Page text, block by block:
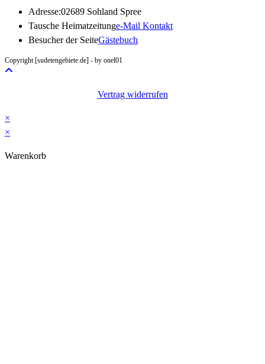
Adresse:02689 Sohland Spree
Tausche Heimatzeitunge-Mail KontaktOpens
Besucher der SeiteGästebuch
Copyright [sudetengebiete.de] - by onel01
Vertrag widerrufen
×
×
Warenkorb